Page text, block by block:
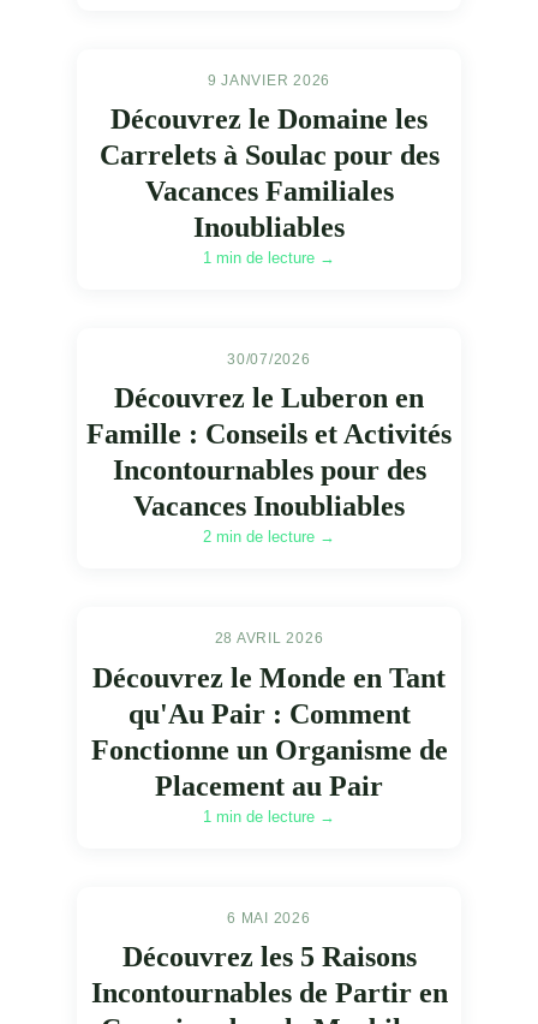
9 JANVIER 2026
Découvrez le Domaine les
Carrelets à Soulac pour des
Vacances Familiales
Inoubliables
1 min de lecture →
30/07/2026
Découvrez le Luberon en
Famille : Conseils et Activités
Incontournables pour des
Vacances Inoubliables
2 min de lecture →
28 AVRIL 2026
Découvrez le Monde en Tant
qu'Au Pair : Comment
Fonctionne un Organisme de
Placement au Pair
1 min de lecture →
6 MAI 2026
Découvrez les 5 Raisons
Incontournables de Partir en